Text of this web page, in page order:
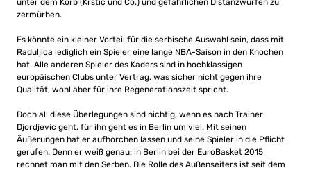
unter dem Korb (Krstic und Co.) und gefährlichen Distanzwürfen zu
zermürben.
Es könnte ein kleiner Vorteil für die serbische Auswahl sein, dass mit
Raduljica lediglich ein Spieler eine lange NBA-Saison in den Knochen
hat. Alle anderen Spieler des Kaders sind in hochklassigen
europäischen Clubs unter Vertrag, was sicher nicht gegen ihre
Qualität, wohl aber für ihre Regenerationszeit spricht.
Doch all diese Überlegungen sind nichtig, wenn es nach Trainer
Djordjevic geht, für ihn geht es in Berlin um viel. Mit seinen
Äußerungen hat er aufhorchen lassen und seine Spieler in die Pflicht
gerufen. Denn er weiß genau: in Berlin bei der EuroBasket 2015
rechnet man mit den Serben. Die Rolle des Außenseiters ist seit dem